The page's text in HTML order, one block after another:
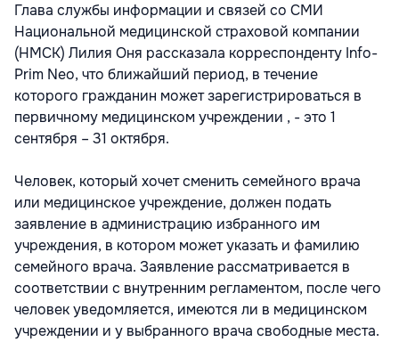
Глава службы информации и связей со СМИ
Национальной медицинской страховой компании
(НМСК) Лилия Оня рассказала корреспонденту Info-
Prim Neo, что ближайший период, в течение
которого гражданин может зарегистрироваться в
первичному медицинском учреждении , - это 1
сентября – 31 октября.
Человек, который хочет сменить семейного врача
или медицинское учреждение, должен подать
заявление в администрацию избранного им
учреждения, в котором может указать и фамилию
семейного врача. Заявление рассматривается в
соответствии с внутренним регламентом, после чего
человек уведомляется, имеются ли в медицинском
учреждении и у выбранного врача свободные места.